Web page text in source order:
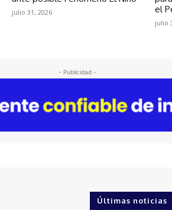
julio 31, 2026
el
julio
- Publicidad -
Últimas noticias